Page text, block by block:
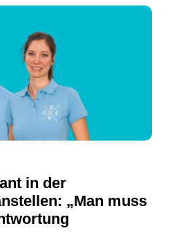
in der
„Man muss